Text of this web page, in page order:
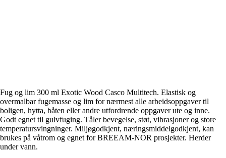
Fug og lim 300 ml Exotic Wood Casco Multitech. Elastisk og
overmalbar fugemasse og lim for nærmest alle arbeidsoppgaver til
boligen, hytta, båten eller andre utfordrende oppgaver ute og inne.
Godt egnet til gulvfuging. Tåler bevegelse, støt, vibrasjoner og store
temperatursvingninger. Miljøgodkjent, næringsmiddelgodkjent, kan
brukes på våtrom og egnet for BREEAM-NOR prosjekter. Herder
under vann.